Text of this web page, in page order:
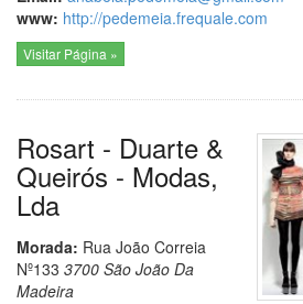
www: http://pedemeia.frequale.com
Visitar Página »
Rosart - Duarte &
Queirós - Modas,
Lda
Morada: Rua João Correia
Nº133 3700 São João Da
Madeira